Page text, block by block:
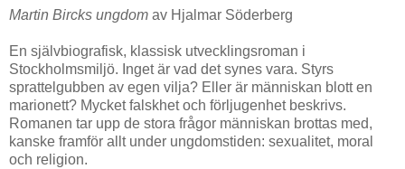
Martin Bircks ungdom av Hjalmar Söderberg
En självbiografisk, klassisk utvecklingsroman i
Stockholmsmiljö. Inget är vad det synes vara. Styrs
sprattelgubben av egen vilja? Eller är människan blott en
marionett? Mycket falskhet och förljugenhet beskrivs.
Romanen tar upp de stora frågor människan brottas med,
kanske framför allt under ungdomstiden: sexualitet, moral
och religion.